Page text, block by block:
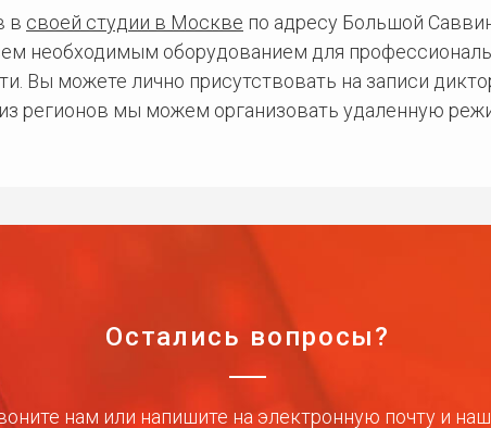
в своей студии в Москве по адресу Большой
необходимым оборудованием для
Вы можете лично присутствовать на записи
регионов мы можем организовать удаленную
Остались вопросы?
нам или напишите на электронную почту и